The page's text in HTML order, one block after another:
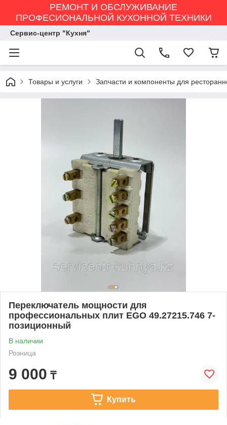
РЕМОНТ И ОБСЛУЖИВАНИЕ
ПРОФЕСИОНАЛЬНОЙ КУХОННОЙ ТЕХНИКИ
Сервис-центр "Кухня"
Товары и услуги Запчасти и компоненты для
Переключатель мощности для
профессиональных плит EGO 49.27215.746 7-
позиционный
В наличии
Розница
9 000 ₸
Купить